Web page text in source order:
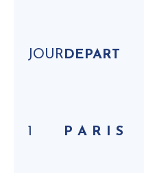
JOURDEPART
1 P A R I S